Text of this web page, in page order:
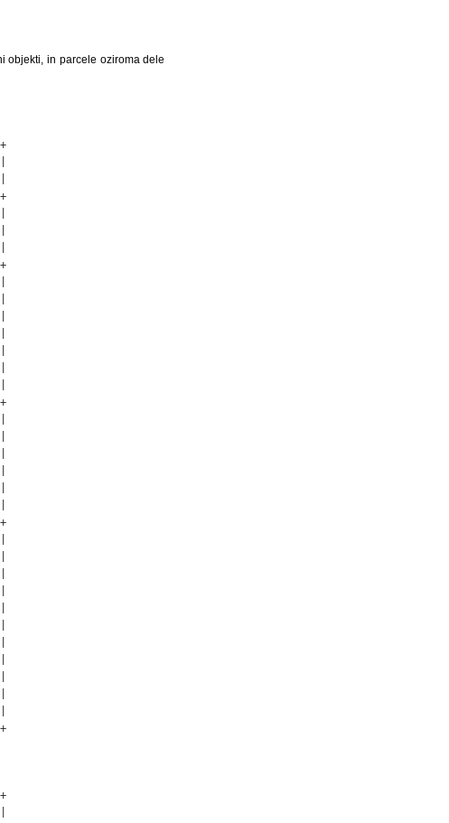
objekti, in parcele oziroma dele